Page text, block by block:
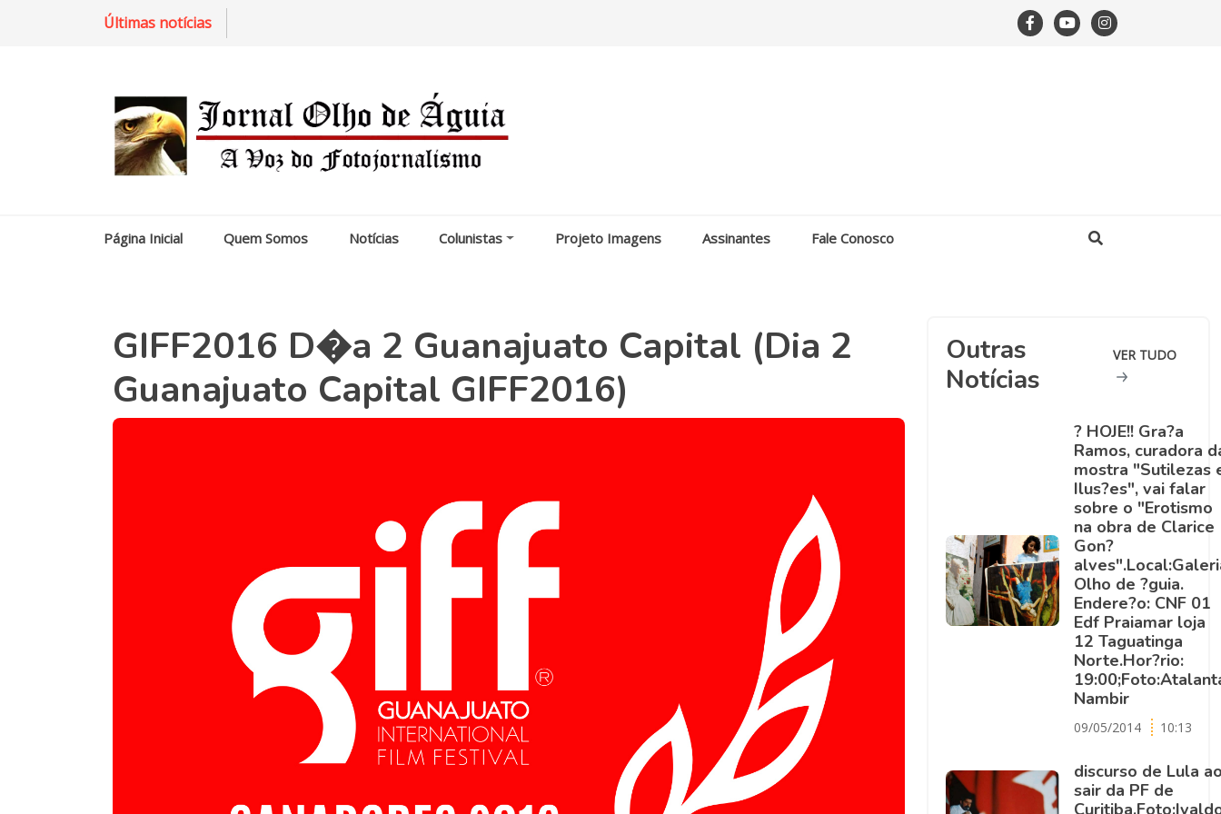
Últimas notícias
Página Inicial Quem Somos Notícias Colunistas Projeto Imagens Assinantes Fale Conosco
GIFF2016 D�a 2 Guanajuato Capital (Dia 2
Guanajuato Capital GIFF2016)
Outras
Notícias
VER TUDO
? HOJE!! Gra?a
Ramos, curadora
mostra "Sutilezas
Ilus?es", vai falar
sobre o "Erotismo
na obra de Clarice
Gon?
Olho de ?guia.
Endere?o: CNF 01
Edf Praiamar loja
12 Taguatinga
Norte.Hor?rio:
Nambir
09/05/2014 10:13
discurso de Lula
sair da PF de